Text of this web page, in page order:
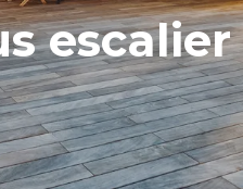
escalier